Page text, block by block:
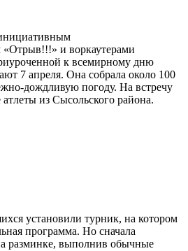
и воркаутерами
к всемирному дню
7 апреля. Она собрала около 100
дождливую погоду. На встречу
из Сысольского района.
установили турник, на котором
программа. Но сначала
разминке, выполнив обычные